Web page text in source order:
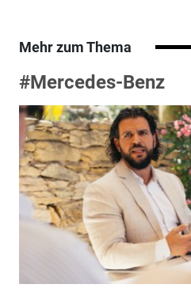
Mehr zum Thema
#Mercedes-Benz